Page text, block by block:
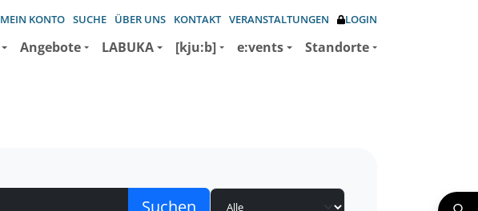
MEIN KONTO SUCHE ÜBER UNS KONTAKT VERANSTALTUNGEN LOGIN
Angebote LABUKA [kju:b] e:vents Standorte